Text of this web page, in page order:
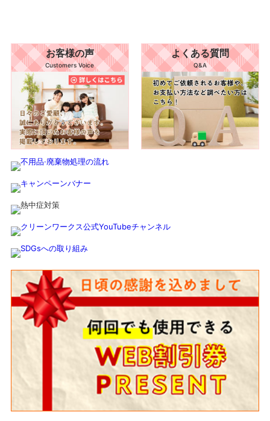
お客様の声
Customers Voice
よくある質問
Q&A